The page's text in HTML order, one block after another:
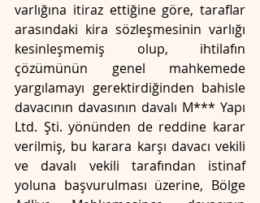
varlığına itiraz ettiğine göre, taraflar
arasındaki kira sözleşmesinin varlığı
kesinleşmemiş olup, ihtilafın
çözümünün genel mahkemede
yargılamayı gerektirdiğinden bahisle
davacının davasının davalı M*** Yapı
Ltd. Şti. yönünden de reddine karar
verilmiş, bu karara karşı davacı vekili
ve davalı vekili tarafından istinaf
yoluna başvurulması üzerine, Bölge